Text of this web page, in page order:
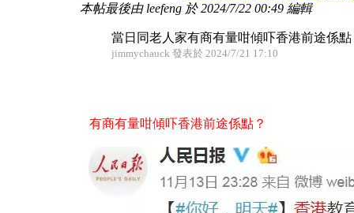
本帖最後由 leefeng 於 2024/7/22 00:49 編輯
當日同老人家有商有量咁傾吓香港前途係
jimmychauck 發表於 2024/7/21 17:10
有商有量咁傾吓香港前途係點？